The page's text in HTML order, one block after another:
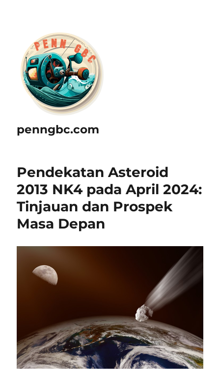
penngbc.com
Pendekatan Asteroid
2013 NK4 pada April 2024:
Tinjauan dan Prospek
Masa Depan